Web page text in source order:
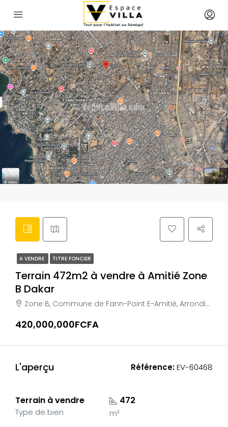
A VENDRE TITRE FONCIER
Terrain 472m2 à vendre à Amitié Zone
B Dakar
Zone B, Commune de Fann-Point E-Amitié, Arrondissement de Dakar-Plateau, Dakar, Région de Dakar, 13000, Sénégal
420,000,000FCFA
L'aperçu Référence:EV-60468
Terrain à vendre
Type de bien
472
m²